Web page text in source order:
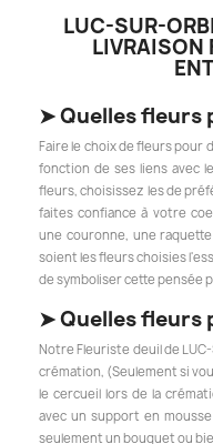
LUC-SUR-
LIVRAISON
➤Quelles fleurs
Faire le choix de fleurs pour
fonction de ses liens avec
fleurs, choisissez les de
faites confiance à votre
une couronne, une
soient les fleurs choisies
de symboliser cette pensée
➤Quelles fleurs
Notre Fleuriste deuil de
crémation, (Seulement si
le cercueil lors de la
avec un support en
seulement un bouquet ou